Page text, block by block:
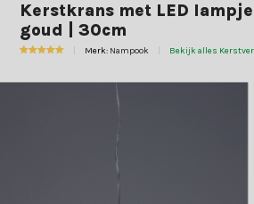
Kerstkrans met LED
goud | 30cm
Merk: Nampook Bekijk alles